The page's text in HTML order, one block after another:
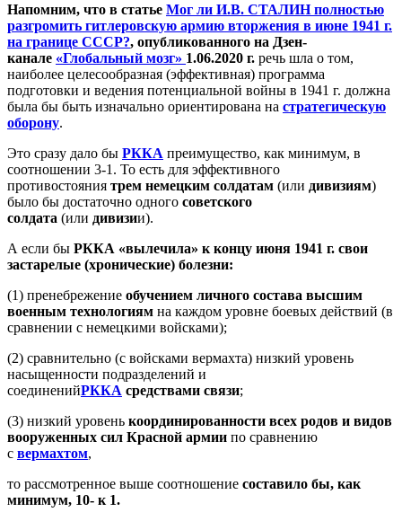
Напомним, что в статье Мог ли И.В. СТАЛИН полностью
разгромить гитлеровскую армию вторжения в июне 1941 г.
на границе СССР?, опубликованного на Дзен-
канале «Глобальный мозг» 1.06.2020 г. речь шла о том,
наиболее целесообразная (эффективная) программа
подготовки и ведения потенциальной войны в 1941 г. должна
была бы быть изначально ориентирована на стратегическую
оборону.
Это сразу дало бы РККА преимущество, как минимум, в
соотношении 3-1. То есть для эффективного
противостояния трем немецким солдатам (или дивизиям)
было бы достаточно одного советского
солдата (или дивизии).
А если бы РККА «вылечила» к концу июня 1941 г. свои
застарелые (хронические) болезни:
(1) пренебрежение обучением личного состава высшим
военным технологиям на каждом уровне боевых действий (в
сравнении с немецкими войсками);
(2) сравнительно (с войсками вермахта) низкий уровень
насыщенности подразделений и
соединенийРККА средствами связи;
(3) низкий уровень координированности всех родов и видов
вооруженных сил Красной армии по сравнению
с вермахтом,
то рассмотренное выше соотношение составило бы, как
минимум, 10- к 1.